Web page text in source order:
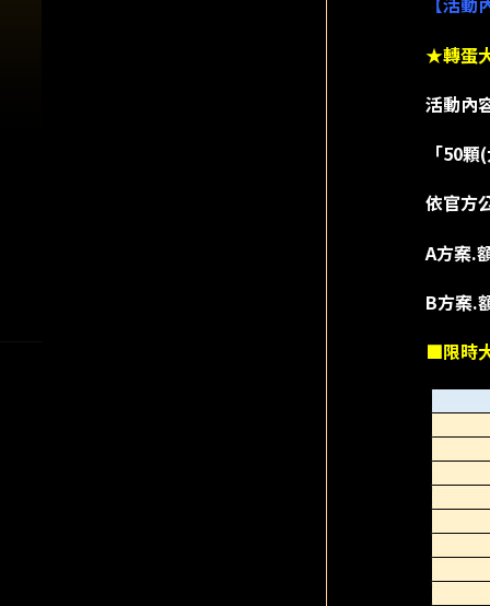
★轉蛋
活動內
「50
依官方
A方案.
B方案.
■限時